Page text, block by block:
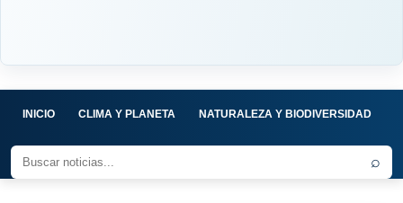
INICIO CLIMA Y PLANETA NATURALEZA Y BIODIVERSIDAD
⌕